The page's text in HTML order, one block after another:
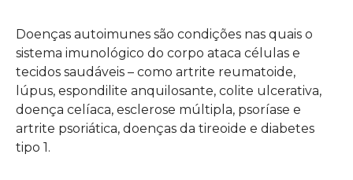
Doenças autoimunes são condições nas quais o
sistema imunológico do corpo ataca células e
tecidos saudáveis ​​– como artrite reumatoide,
lúpus, espondilite anquilosante, colite ulcerativa,
doença celíaca, esclerose múltipla, psoríase e
artrite psoriática, doenças da tireoide e diabetes
tipo 1.